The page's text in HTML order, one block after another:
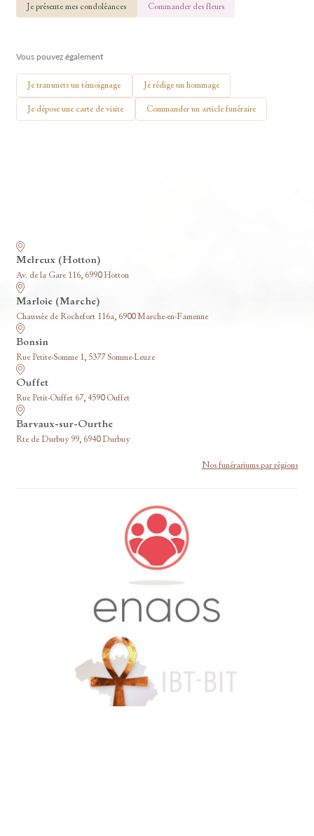
Je présente mes condoléances Commander des fleurs
Vous pouvez également
Je transmets un témoignage Je rédige un hommage
Je dépose une carte de visite Commander un article funéraire
Melreux (Hotton)
Av. de la Gare 116, 6990 Hotton
Marloie (Marche)
Chaussée de Rochefort 116a, 6900 Marche-en-Famenne
Bonsin
Rue Petite-Somme 1, 5377 Somme-Leuze
Ouffet
Rue Petit-Ouffet 67, 4590 Ouffet
Barvaux-sur-Ourthe
Rte de Durbuy 99, 6940 Durbuy
Nos funérariums par régions